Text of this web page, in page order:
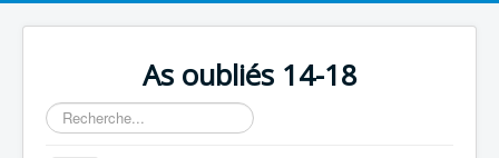
As oubliés 14-18
Rechercher